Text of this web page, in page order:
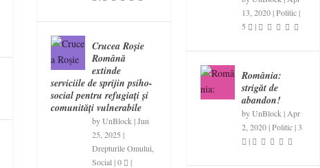
Crucea Roșie
Română
extinde
serviciile de sprijin psiho-
social pentru refugiați și
comunități vulnerabile
byUnBlock |Jun
25, 2025 |
Drepturile Omului
Social |0 |
13, 2020|Politic|
5
|
România:
strigăt de
abandon!
byUnBlock | Apr
2, 2020|Politic|3
|